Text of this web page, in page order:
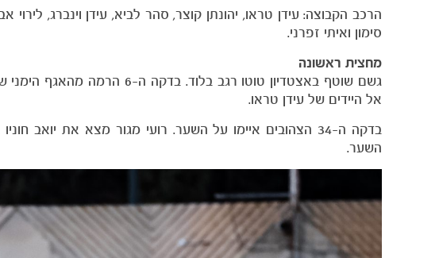
הרכב הקבוצה: עידן טראו, יהונתן קוצר, סהר לביא, עידן וינברג, לירוי
סימון ואיתי זפרני.
מחצית ראשונה
גשם שוטף באצטדיון טוטו רגב
אל היידים של עידן טראו.
בדקה ה-34 הצהובים איימו על השער. רועי מגור מצא את
השער.